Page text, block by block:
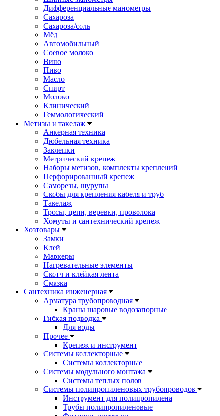
Дифференциальные манометры
Сахароза
Сахароза/соль
Мёд
Автомобильный
Соевое молоко
Вино
Пиво
Масло
Спирт
Молоко
Клинический
Геммологический
Метизы и такелаж
Анкерная техника
Дюбельная техника
Заклепки
Метрический крепеж
Наборы метизов, комплекты креплений
Перфорированный крепеж
Саморезы, шурупы
Скобы для крепления кабеля и труб
Такелаж
Тросы, цепи, веревки, проволока
Хомуты и сантехнический крепеж
Хозтовары
Замки
Клей
Маркеры
Нагревательные элементы
Скотч и клейкая лента
Смазка
Сантехника инженерная
Арматура трубопроводная
Краны шаровые водозапорные
Гибкая подводка
Для воды
Прочее
Крепеж и инструмент
Системы коллекторные
Системы коллекторные
Системы модульного монтажа
Системы теплых полов
Системы полипропиленовых трубопроводов
Инструмент для полипропилена
Трубы полипропиленовые